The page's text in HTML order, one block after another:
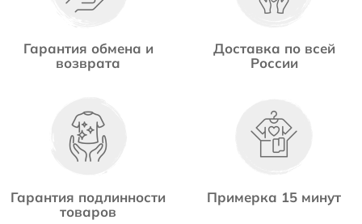
Гарантия обмена и
возврата
Доставка по всей
России
Гарантия подлинности
товаров
Примерка 15 минут